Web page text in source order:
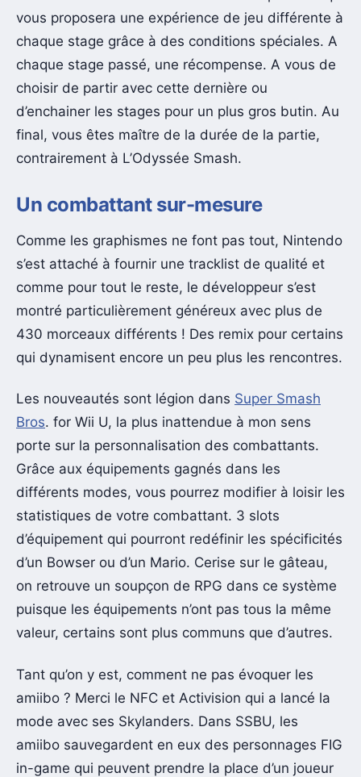
vous proposera une expérience de jeu différente à
chaque stage grâce à des conditions spéciales. A
chaque stage passé, une récompense. A vous de
choisir de partir avec cette dernière ou
d’enchainer les stages pour un plus gros butin. Au
final, vous êtes maître de la durée de la partie,
contrairement à L’Odyssée Smash.
Un combattant sur-mesure
Comme les graphismes ne font pas tout, Nintendo
s’est attaché à fournir une tracklist de qualité et
comme pour tout le reste, le développeur s’est
montré particulièrement généreux avec plus de
430 morceaux différents ! Des remix pour certains
qui dynamisent encore un peu plus les rencontres.
Les nouveautés sont légion dans Super Smash
Bros. for Wii U, la plus inattendue à mon sens
porte sur la personnalisation des combattants.
Grâce aux équipements gagnés dans les
différents modes, vous pourrez modifier à loisir les
statistiques de votre combattant. 3 slots
d’équipement qui pourront redéfinir les spécificités
d’un Bowser ou d’un Mario. Cerise sur le gâteau,
on retrouve un soupçon de RPG dans ce système
puisque les équipements n’ont pas tous la même
valeur, certains sont plus communs que d’autres.
Tant qu’on y est, comment ne pas évoquer les
amiibo ? Merci le NFC et Activision qui a lancé la
mode avec ses Skylanders. Dans SSBU, les
amiibo sauvegardent en eux des personnages FIG
in-game qui peuvent prendre la place d’un joueur